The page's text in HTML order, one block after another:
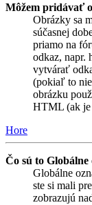
Môžem pridávať
Obrázky sa
súčasnej
priamo na
odkaz, napr.
vytvárať
(pokiaľ to nie
obrázku
HTML (ak je
Hore
Čo sú to Globálne
Globálne
ste si mali
zobrazujú